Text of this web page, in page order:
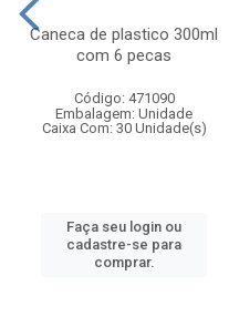
Caneca de plastico 300ml
com 6 pecas
Código: 471090
Embalagem: Unidade
Caixa Com: 30 Unidade(s)
Faça seu login ou
cadastre-se para
comprar.